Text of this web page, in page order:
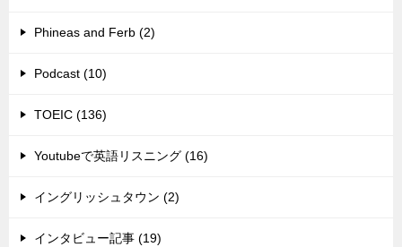
Phineas and Ferb (2)
Podcast (10)
TOEIC (136)
Youtubeで英語リスニング (16)
イングリッシュタウン (2)
インタビュー記事 (19)